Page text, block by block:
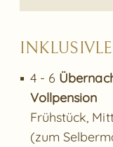
4 - 6
Vollpension
Frühstück,
(zum